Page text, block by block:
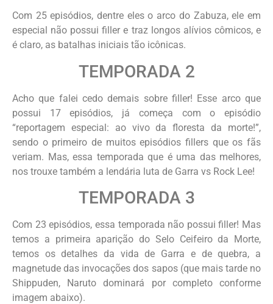
Com 25 episódios, dentre eles o arco do Zabuza, ele em
especial não possui filler e traz longos alívios cômicos, e
é claro, as batalhas iniciais tão icônicas.
TEMPORADA 2
Acho que falei cedo demais sobre filler! Esse arco que
possui 17 episódios, já começa com o episódio
“reportagem especial: ao vivo da floresta da morte!”,
sendo o primeiro de muitos episódios fillers que os fãs
veriam. Mas, essa temporada que é uma das melhores,
nos trouxe também a lendária luta de Garra vs Rock Lee!
TEMPORADA 3
Com 23 episódios, essa temporada não possui filler! Mas
temos a primeira aparição do Selo Ceifeiro da Morte,
temos os detalhes da vida de Garra e de quebra, a
magnetude das invocações dos sapos (que mais tarde no
Shippuden, Naruto dominará por completo conforme
imagem abaixo).